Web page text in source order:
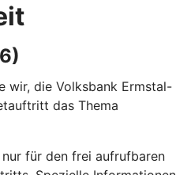
wir, die Volksbank Ermstal-
das Thema
für den frei aufrufbaren